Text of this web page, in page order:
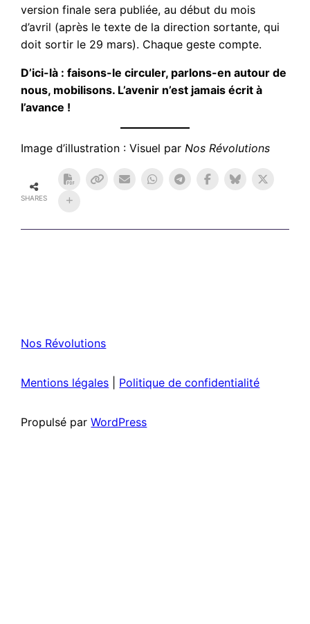
version finale sera publiée, au début du mois
d’avril (après le texte de la direction sortante, qui
doit sortir le 29 mars). Chaque geste compte.
D’ici-là : faisons-le circuler, parlons-en autour de
nous, mobilisons. L’avenir n’est jamais écrit à
l’avance !
Image d’illustration : Visuel par Nos Révolutions
SHARES
Nos Révolutions
Mentions légales Politique de confidentialité
Propulsé parWordPress